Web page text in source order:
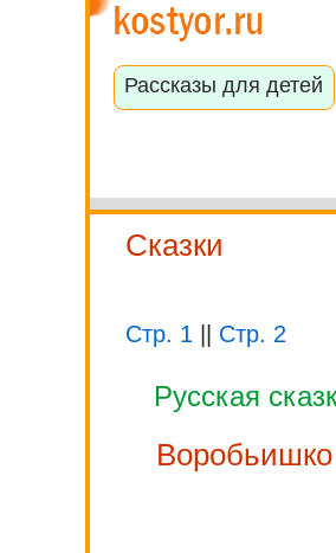
Рассказы для детей
Сказки
Стр. 1
Стр. 2
Русская
Воробьишко